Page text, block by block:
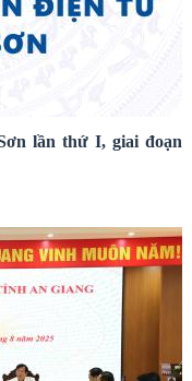
lần thứ I, giai đoạn